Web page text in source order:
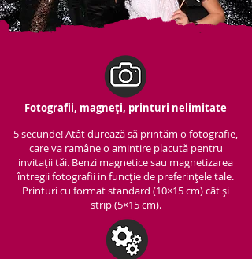
Fotografii, magneți, printuri nelimitate
5 secunde! Atât durează să printăm o fotografie,
care va ramâne o amintire placută pentru
invitații tăi. Benzi magnetice sau magnetizarea
întregii fotografii in funcție de preferințele tale.
Printuri cu format standard (10×15 cm) cât și
strip (5×15 cm).